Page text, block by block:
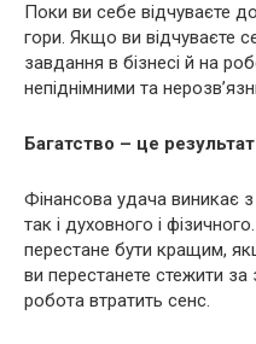
Поки ви себе відчуваєте
гори. Якщо ви відчуваєте
завдання в бізнесі й на
непіднімними та
Багатство – це
Фінансова удача виникає з
так і духовного і
перестане бути кращим,
ви перестанете стежити
робота втратить сенс.